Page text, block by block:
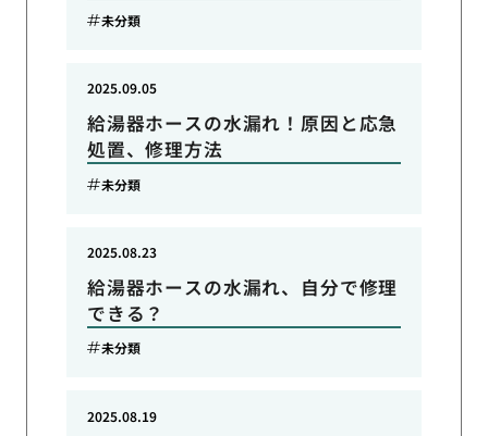
未分類
給湯器ホースの水漏れ！原因と応急
処置、修理方法
2025.09.05
未分類
給湯器ホースの水漏れ、自分で修理
できる？
2025.08.23
未分類
2025.08.19